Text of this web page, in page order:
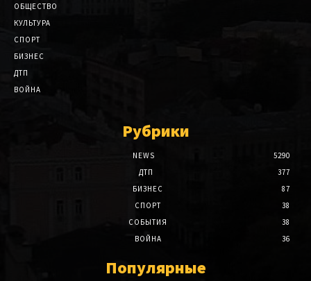
ОБЩЕСТВО
КУЛЬТУРА
СПОРТ
БИЗНЕС
ДТП
ВОЙНА
Рубрики
NEWS
5290
ДТП
377
БИЗНЕС
87
СПОРТ
38
СОБЫТИЯ
38
ВОЙНА
36
Популярные